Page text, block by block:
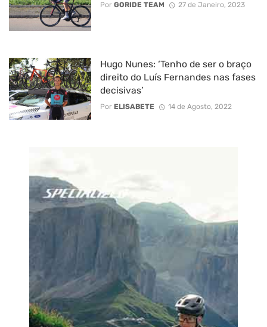
Por GORIDE TEAM 27 de Janeiro, 2023
Hugo Nunes: ‘Tenho de ser o braço
direito do Luís Fernandes nas fases
decisivas’
Por ELISABETE 14 de Agosto, 2022